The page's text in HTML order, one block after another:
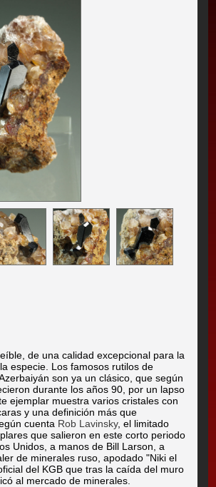
de una calidad excepcional para la
especie. Los famosos rutilos de
son ya un clásico, que según
durante los años 90, por un lapso
ejemplar muestra varios cristales con
y una definición más que
cuenta Rob Lavinsky, el limitado
que salieron en este corto periodo
Unidos, a manos de Bill Larson, a
de minerales ruso, apodado "Niki el
del KGB que tras la caída del muro
al mercado de minerales.